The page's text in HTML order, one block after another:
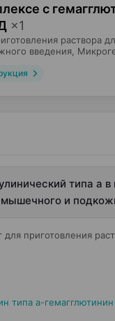
с
×1
раствора
введения,
типа а
и
для приготовления
типа а-